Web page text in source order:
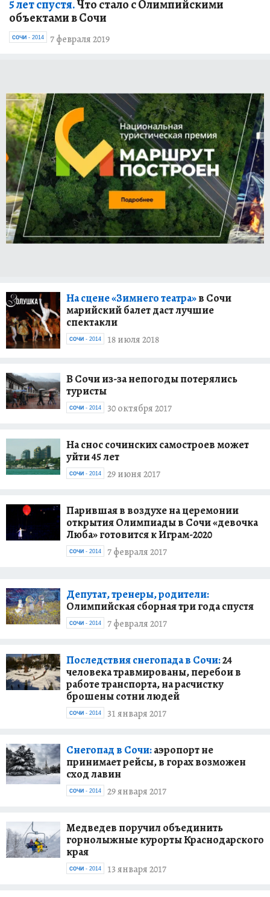
5 лет спустя.Что стало с Олимпийскими
объектами в Сочи
7 февраля 2019
СОЧИ - 2014
На сцене «Зимнего театра»в Сочи
марийский балет даст лучшие
спектакли
18 июля 2018
СОЧИ - 2014
В Сочи из-за непогоды потерялись
туристы
30 октября 2017
СОЧИ - 2014
На снос сочинских самостроев может
уйти 45 лет
29 июня 2017
СОЧИ - 2014
Парившая в воздухе на церемонии
открытия Олимпиады в Сочи «девочка
Люба» готовится к Играм-2020
7 февраля 2017
СОЧИ - 2014
Депутат, тренеры, родители:
Олимпийская сборная три года спустя
7 февраля 2017
СОЧИ - 2014
Последствия снегопада в Сочи:24
человека травмированы, перебои в
работе транспорта, на расчистку
брошены сотни людей
31 января 2017
СОЧИ - 2014
Снегопад в Сочи:аэропорт не
принимает рейсы, в горах возможен
сход лавин
29 января 2017
СОЧИ - 2014
Медведев поручил объединить
горнолыжные курорты Краснодарского
края
13 января 2017
СОЧИ - 2014